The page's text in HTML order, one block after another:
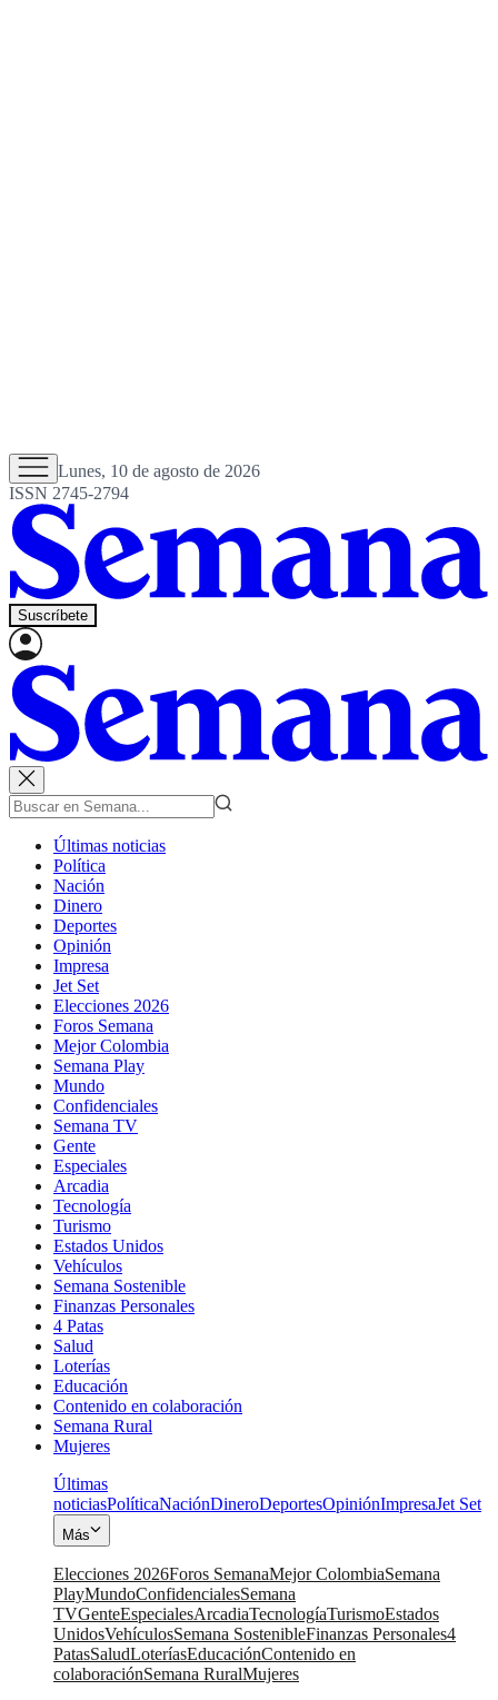
Lunes, 10 de agosto de 2026
ISSN 2745-2794
Suscríbete
Últimas noticias
Política
Nación
Dinero
Deportes
Opinión
Impresa
Jet Set
Elecciones 2026
Foros Semana
Mejor Colombia
Semana Play
Mundo
Confidenciales
Semana TV
Gente
Especiales
Arcadia
Tecnología
Turismo
Estados Unidos
Vehículos
Semana Sostenible
Finanzas Personales
4 Patas
Salud
Loterías
Educación
Contenido en colaboración
Semana Rural
Mujeres
Últimas
noticiasPolíticaNaciónDineroDeportesOpiniónImpresaJet Set
Más
Elecciones 2026Foros SemanaMejor ColombiaSemana
PlayMundoConfidencialesSemana
TVGenteEspecialesArcadiaTecnologíaTurismoEstados
UnidosVehículosSemana SostenibleFinanzas Personales4
PatasSaludLoteríasEducaciónContenido en
colaboraciónSemana RuralMujeres